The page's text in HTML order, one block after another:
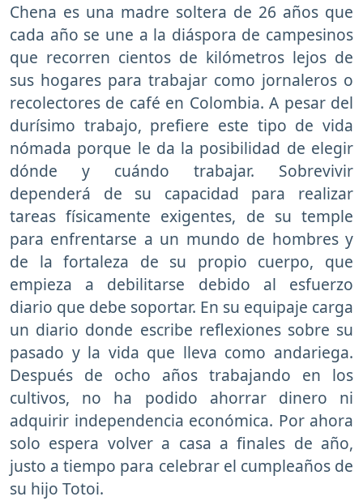
Chena es una madre soltera de 26 años que
cada año se une a la diáspora de campesinos
que recorren cientos de kilómetros lejos de
sus hogares para trabajar como jornaleros o
recolectores de café en Colombia. A pesar del
durísimo trabajo, prefiere este tipo de vida
nómada porque le da la posibilidad de elegir
dónde y cuándo trabajar. Sobrevivir
dependerá de su capacidad para realizar
tareas físicamente exigentes, de su temple
para enfrentarse a un mundo de hombres y
de la fortaleza de su propio cuerpo, que
empieza a debilitarse debido al esfuerzo
diario que debe soportar. En su equipaje carga
un diario donde escribe reflexiones sobre su
pasado y la vida que lleva como andariega.
Después de ocho años trabajando en los
cultivos, no ha podido ahorrar dinero ni
adquirir independencia económica. Por ahora
solo espera volver a casa a finales de año,
justo a tiempo para celebrar el cumpleaños de
su hijo Totoi.